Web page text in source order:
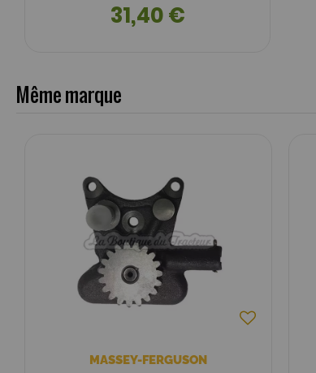
31,40 €
Même marque
MASSEY-FERGUSON